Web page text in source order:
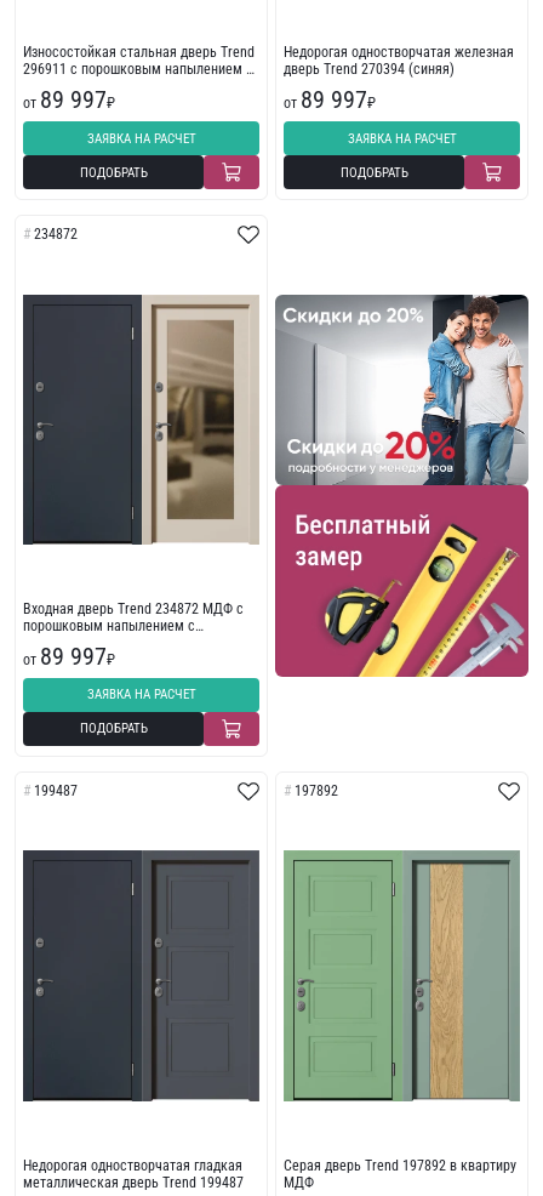
Износостойкая стальная дверь Trend
296911 с порошковым напылением с
от 89 997₽
ЗАЯВКА НА РАСЧЕТ
ПОДОБРАТЬ
Недорогая одностворчатая железная
дверь Trend 270394 (синяя)
от 89 997₽
ЗАЯВКА НА РАСЧЕТ
ПОДОБРАТЬ
234872
Входная дверь Trend 234872 МДФ с
порошковым напылением с
от 89 997₽
ЗАЯВКА НА РАСЧЕТ
ПОДОБРАТЬ
199487
Недорогая одностворчатая гладкая
металлическая дверь Trend 199487
197892
Серая дверь Trend 197892 в квартиру
МДФ